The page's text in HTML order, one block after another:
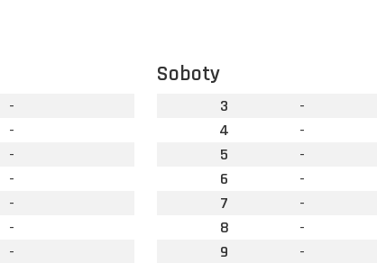
-
-
-
-
-
-
-
Soboty
3
-
4
-
5
-
6
-
7
-
8
-
9
-